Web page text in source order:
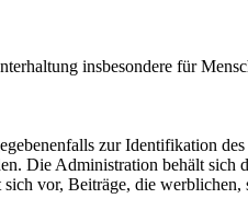
insbesondere für
zur Identifikation
Die Administration behält sich
vor, Beiträge, die